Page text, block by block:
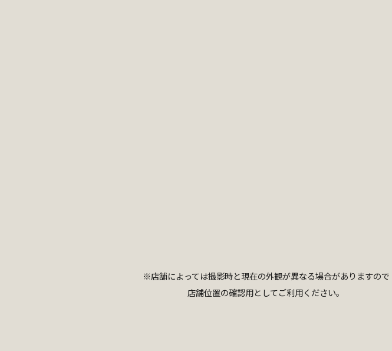
※店舗によっては撮影時と現在の外観が異なる場合がありますので
店舗位置の確認用としてご利用ください。